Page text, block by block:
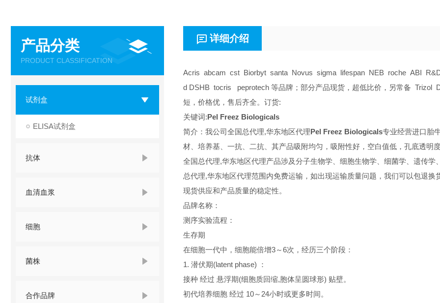
产品分类
PRODUCT CLASSIFICATION
试剂盒
ELISA试剂盒
抗体
血清血浆
细胞
菌株
合作品牌
详细介绍
Acris abcam cst Biorbyt santa Novus sigma lifespan NEB roche ABI
d DSHB tocris peprotech 等品牌；部分产品现货，超低比价，另常备
短，价格优，售后齐全。订货:
关键词:Pel Freez Biologicals
简介：我公司全国总代理,华东地区代理Pel Freez Biologicals专业经营进口胎
材、培养基、一抗、二抗、其产品吸附均匀，吸附性好，空白值低，孔底透明
全国总代理,华东地区代理产品涉及分子生物学、细胞生物学、细菌学、遗传
总代理,华东地区代理范围内免费运输，如出现运输质量问题，我们可以包退换
现货供应和产品质量的稳定性。
品牌名称：
测序实验流程：
生存期
在细胞一代中，细胞能倍增3～6次，经历三个阶段：
1. 潜伏期(latent phase) ：
接种 经过 悬浮期(细胞质回缩,胞体呈圆球形) 贴壁。
初代培养细胞 经过 10～24小时或更多时间。